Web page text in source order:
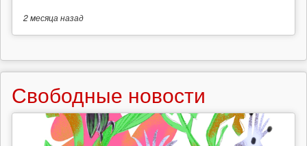
2 месяцаназад
Свободные новости